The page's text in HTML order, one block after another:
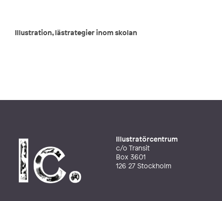
Illustration, lästrategier inom skolan
Illustratörcentrum
c/o Transit
Box 3601
126 27 Stockholm